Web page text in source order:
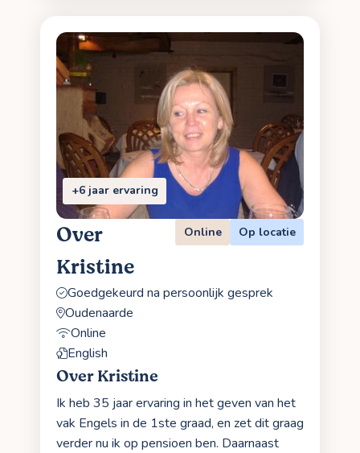
+6 jaar ervaring
Over
Kristine
Online Op locatie
Goedgekeurd na persoonlijk gesprek
Oudenaarde
Online
English
Over Kristine
Ik heb 35 jaar ervaring in het geven van het
vak Engels in de 1ste graad, en zet dit graag
verder nu ik op pensioen ben. Daarnaast